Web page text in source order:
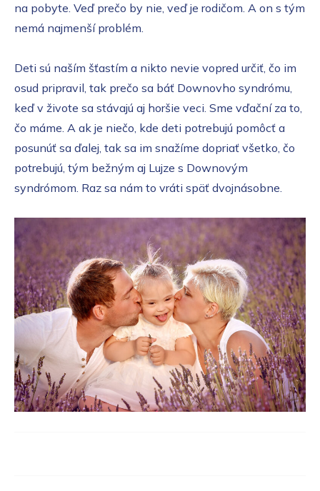
na pobyte. Veď prečo by nie, veď je rodičom. A on s tým
nemá najmenší problém.
Deti sú naším šťastím a nikto nevie vopred určiť, čo im
osud pripravil, tak prečo sa báť Downovho syndrómu,
keď v živote sa stávajú aj horšie veci. Sme vďační za to,
čo máme. A ak je niečo, kde deti potrebujú pomôcť a
posunúť sa ďalej, tak sa im snažíme dopriať všetko, čo
potrebujú, tým bežným aj Lujze s Downovým
syndrómom. Raz sa nám to vráti späť dvojnásobne.